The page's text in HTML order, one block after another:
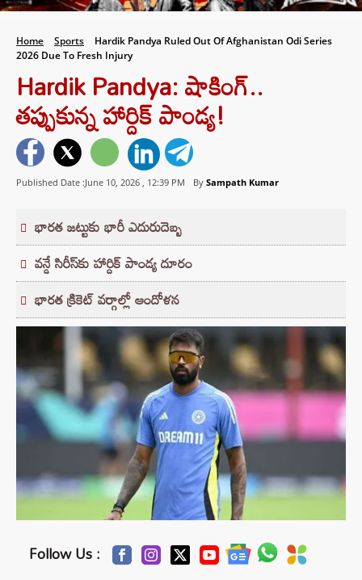
Home Sports
Hardik Pandya Ruled Out Of Afghanistan Odi Series
2026 Due To Fresh Injury
Hardik Pandya: షాకింగ్..
తప్పుకున్న హార్దిక్‌ పాండ్య!
Published Date :June 10, 2026 , 12:39 PM By Sampath Kumar
భారత జట్టుకు భారీ ఎదురుదెబ్బ
వన్డే సిరీస్‌కు హార్దిక్‌ పాండ్య దూరం
భారత క్రికెట్ వర్గాల్లో ఆందోళన
Follow Us :